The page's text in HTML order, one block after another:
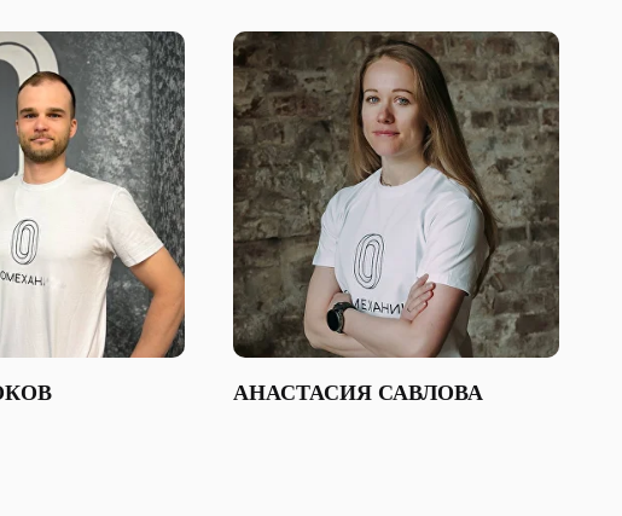
АНАСТАСИЯ САВЛОВА